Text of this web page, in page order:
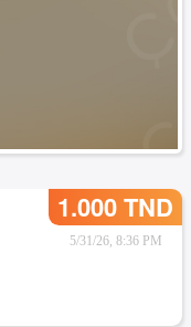
1.000 TND
5/31/26, 8:36 PM